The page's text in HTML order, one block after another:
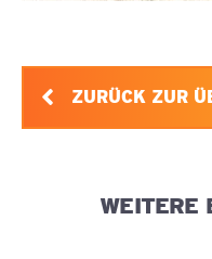
ZURÜCK ZUR
WEITERE